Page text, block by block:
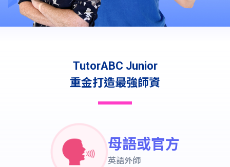
TutorABC Junior
重金打造最強師資
母語或官方
英語外師